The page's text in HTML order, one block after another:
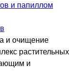
и очищение
растительных
и